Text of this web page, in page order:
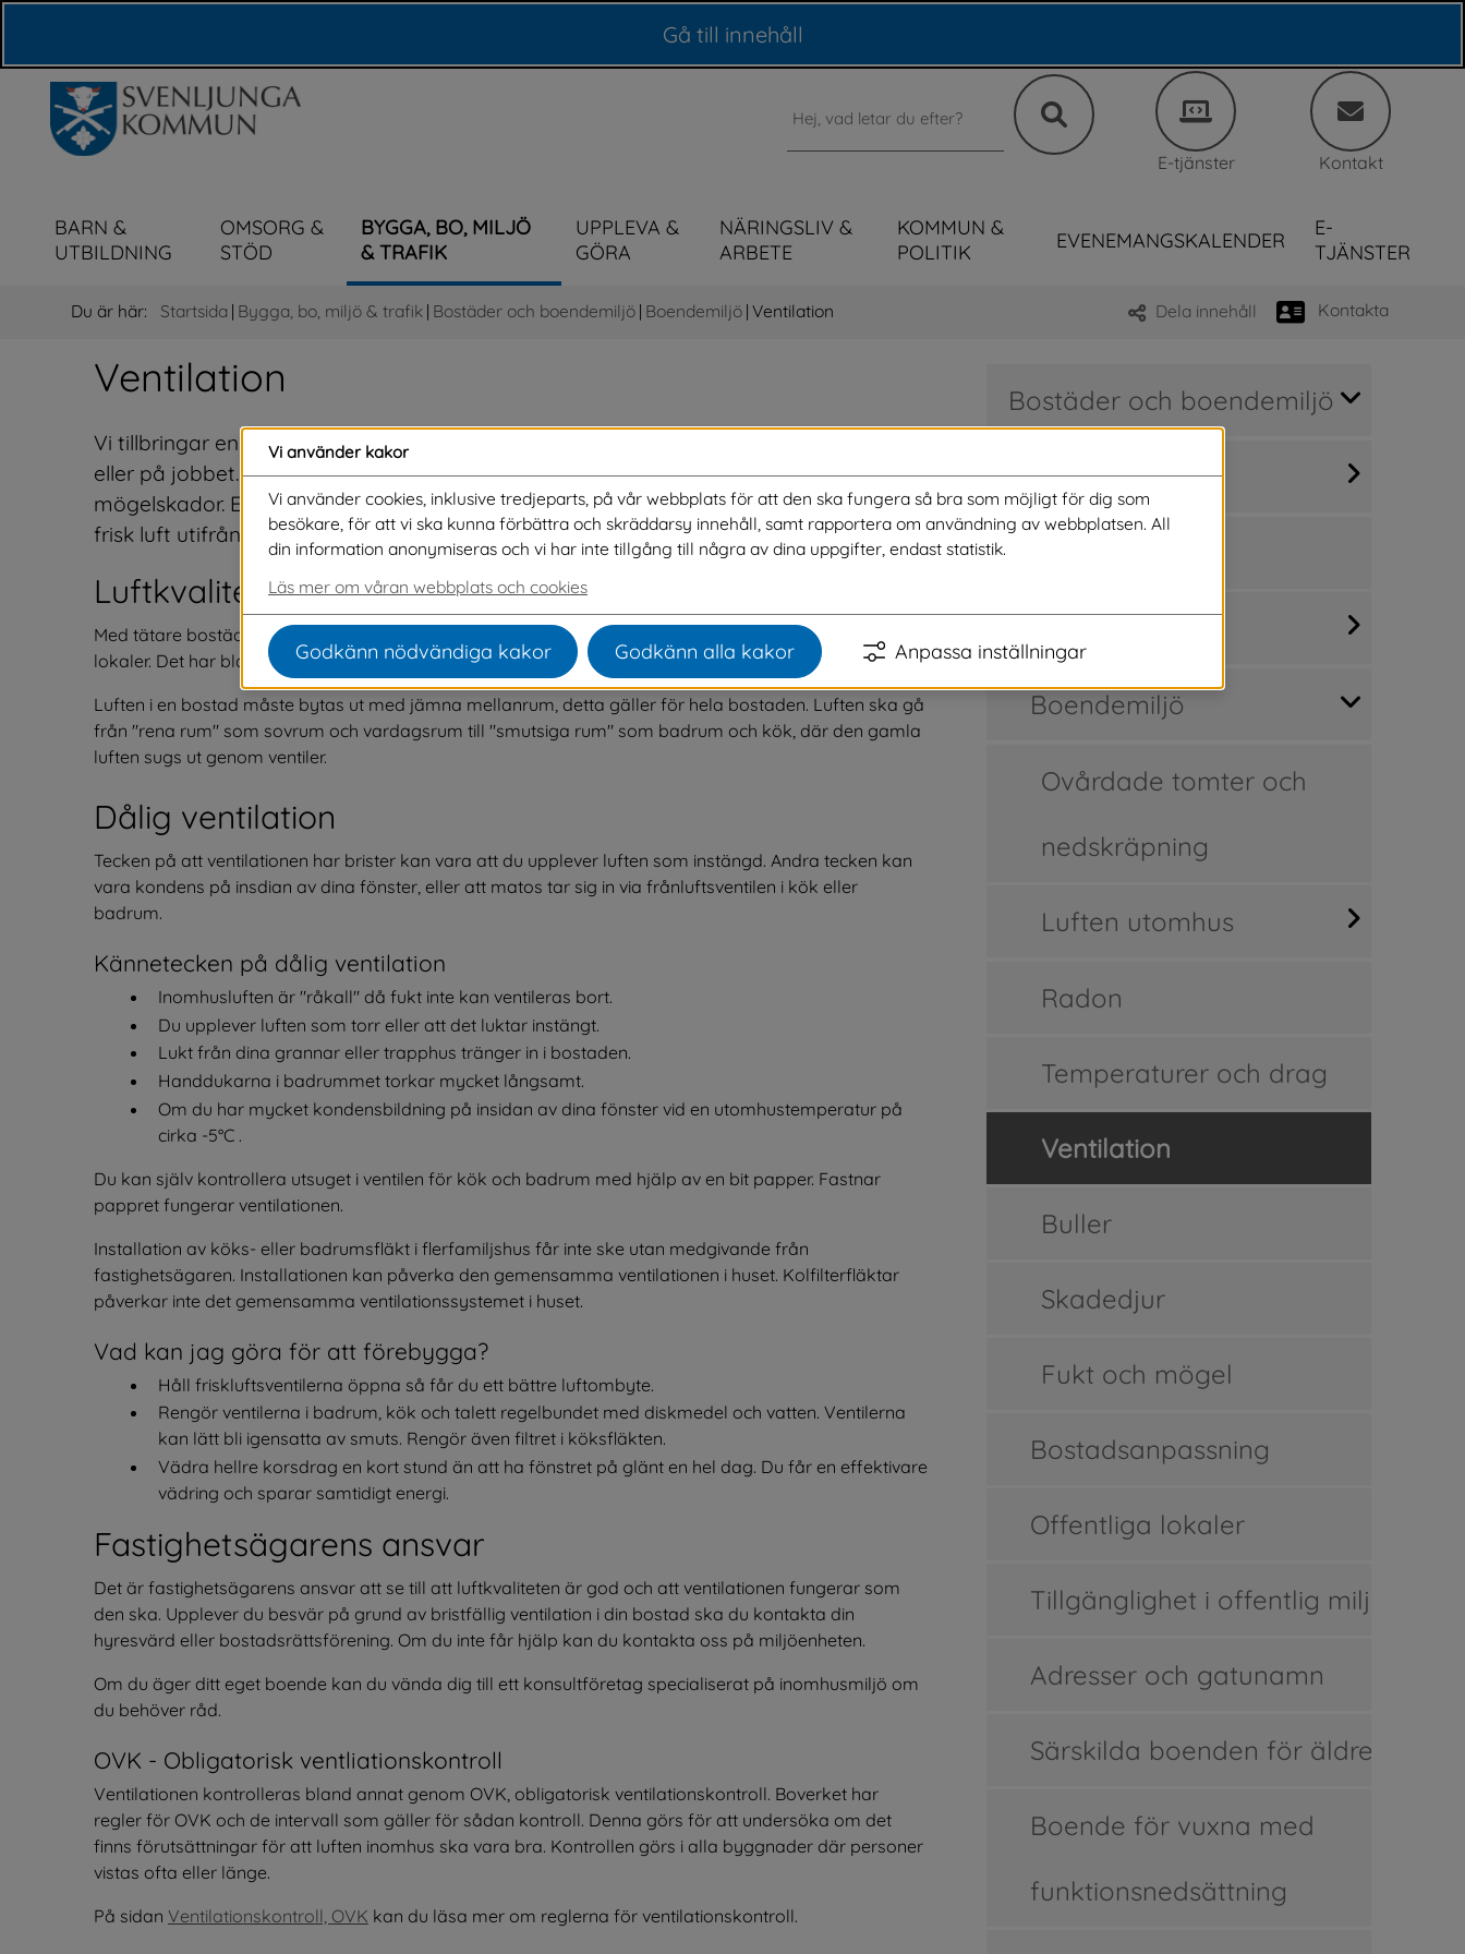
Gå till innehåll
Sök
E-tjänster Kontakt
BARN &
UTBILDNING
OMSORG &
STÖD
BYGGA, BO, MILJÖ
& TRAFIK
UPPLEVA &
GÖRA
NÄRINGSLIV &
ARBETE
KOMMUN &
POLITIK
EVENEMANGSKALENDER
E-
TJÄNSTER
Du är här: Startsida | Bygga, bo, miljö & trafik | Bostäder och boendemiljö | Boendemiljö | Ventilation Dela innehåll Kontakta
Ventilation
Vi tillbringar en stor del av vår tid inomhus. Det kan vara i bostaden, skolan, förskolan
eller på jobbet. Dålig ventilation kan bidra till hälsoproblem och kan leda till fukt- och
mögelskador. Ett ventilationssystemet byter ut förorenad och fuktig inomhusluft mot
frisk luft utifrån.
Luftkvalitet
Med tätare bostäder och snabbare byggprocesser har vi fått luftproblem i många bostäder och
lokaler. Det har bland annat gett ökade problem med astma och allergier.
Luften i en bostad måste bytas ut med jämna mellanrum, detta gäller för hela bostaden. Luften ska gå
från "rena rum" som sovrum och vardagsrum till "smutsiga rum" som badrum och kök, där den gamla
luften sugs ut genom ventiler.
Dålig ventilation
Tecken på att ventilationen har brister kan vara att du upplever luften som instängd. Andra tecken kan
vara kondens på insdian av dina fönster, eller att matos tar sig in via frånluftsventilen i kök eller
badrum.
Kännetecken på dålig ventilation
Inomhusluften är "råkall" då fukt inte kan ventileras bort.
Du upplever luften som torr eller att det luktar instängt.
Lukt från dina grannar eller trapphus tränger in i bostaden.
Handdukarna i badrummet torkar mycket långsamt.
Om du har mycket kondensbildning på insidan av dina fönster vid en utomhustemperatur på
cirka -5°C .
Du kan själv kontrollera utsuget i ventilen för kök och badrum med hjälp av en bit papper. Fastnar
pappret fungerar ventilationen.
Installation av köks- eller badrumsfläkt i flerfamiljshus får inte ske utan medgivande från
fastighetsägaren. Installationen kan påverka den gemensamma ventilationen i huset. Kolfilterfläktar
påverkar inte det gemensamma ventilationssystemet i huset.
Vad kan jag göra för att förebygga?
Håll friskluftsventilerna öppna så får du ett bättre luftombyte.
Rengör ventilerna i badrum, kök och talett regelbundet med diskmedel och vatten. Ventilerna
kan lätt bli igensatta av smuts. Rengör även filtret i köksfläkten.
Vädra hellre korsdrag en kort stund än att ha fönstret på glänt en hel dag. Du får en effektivare
vädring och sparar samtidigt energi.
Fastighetsägarens ansvar
Det är fastighetsägarens ansvar att se till att luftkvaliteten är god och att ventilationen fungerar som
den ska. Upplever du besvär på grund av bristfällig ventilation i din bostad ska du kontakta din
hyresvärd eller bostadsrättsförening. Om du inte får hjälp kan du kontakta oss på miljöenheten.
Om du äger ditt eget boende kan du vända dig till ett konsultföretag specialiserat på inomhusmiljö om
du behöver råd.
OVK - Obligatorisk ventliationskontroll
Ventilationen kontrolleras bland annat genom OVK, obligatorisk ventilationskontroll. Boverket har
regler för OVK och de intervall som gäller för sådan kontroll. Denna görs för att undersöka om det
finns förutsättningar för att luften inomhus ska vara bra. Kontrollen görs i alla byggnader där personer
vistas ofta eller länge.
På sidan Ventilationskontroll, OVK kan du läsa mer om reglerna för ventilationskontroll.
Bostäder och boendemiljö
Hitta bostad
Boendemiljö
Ovårdade tomter och
nedskräpning
Luften utomhus
Radon
Temperaturer och drag
Ventilation
Buller
Skadedjur
Fukt och mögel
Bostadsanpassning
Offentliga lokaler
Tillgänglighet i offentlig miljö
Adresser och gatunamn
Särskilda boenden för äldre
Boende för vuxna med
funktionsnedsättning
Vi använder kakor
Vi använder cookies, inklusive tredjeparts, på vår webbplats för att den ska fungera så bra som möjligt för dig som
besökare, för att vi ska kunna förbättra och skräddarsy innehåll, samt rapportera om användning av webbplatsen. All
din information anonymiseras och vi har inte tillgång till några av dina uppgifter, endast statistik.
Läs mer om våran webbplats och cookies
Godkänn nödvändiga kakor Godkänn alla kakor Anpassa inställningar